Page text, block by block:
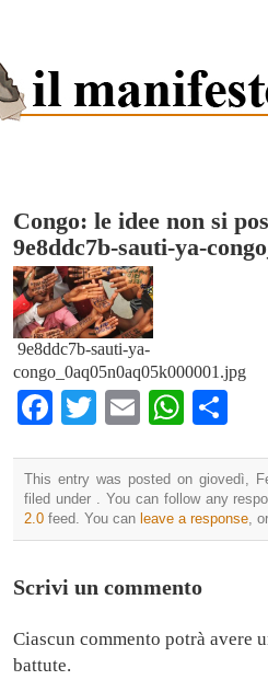
Congo: le idee non si
9e8ddc7b-sauti-ya-
9e8ddc7b-sauti-ya-
congo_0aq05n0aq05k000001.jpg
Facebook
TwitterEmail
This entry was posted on giovedì,
filed under . You can follow any
2.0 feed. You can leave a response,
Scrivi un commento
Ciascun commento potrà avere
battute.